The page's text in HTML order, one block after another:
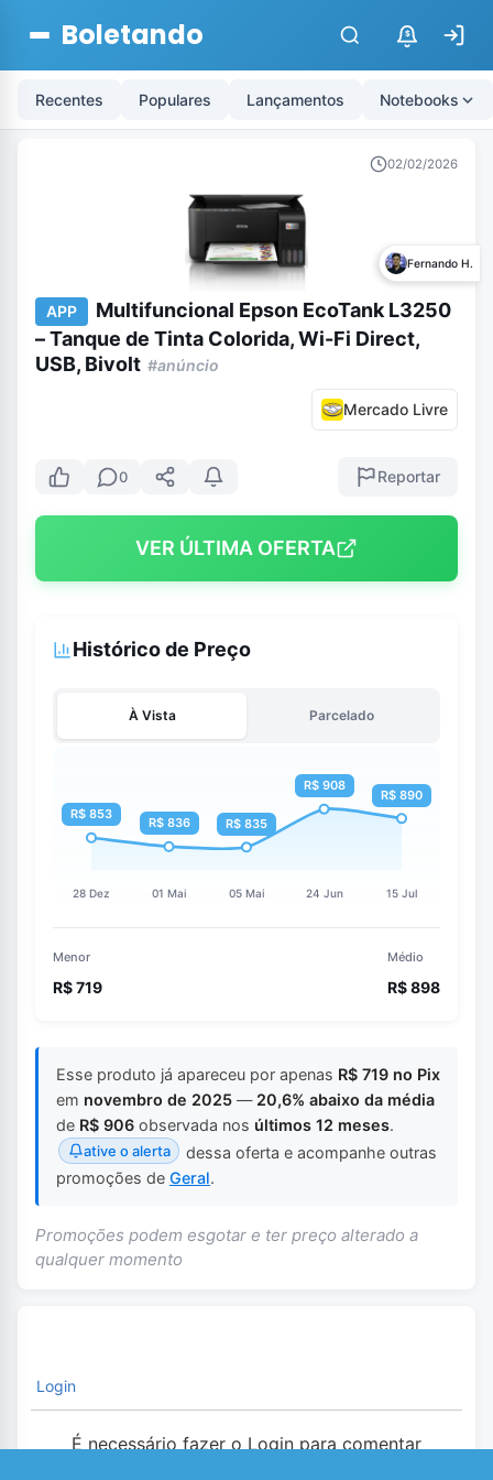
Boletando $
Recentes Populares Lançamentos Notebooks
02/02/2026
Fernando H.
APP
Multifuncional Epson EcoTank L3250
– Tanque de Tinta Colorida, Wi-Fi Direct,
USB, Bivolt #anúncio
Mercado Livre
0 Reportar
VER ÚLTIMA OFERTA
Histórico de Preço
À Vista Parcelado
Menor
R$ 719
Médio
R$ 898
Esse produto já apareceu por apenas R$ 719 no Pix
em novembro de 2025 — 20,6% abaixo da média
de R$ 906 observada nos últimos 12 meses.
ative o alerta
dessa oferta e acompanhe outras
promoções de Geral.
Promoções podem esgotar e ter preço alterado a
qualquer momento
Login
É necessário fazer o Login para comentar